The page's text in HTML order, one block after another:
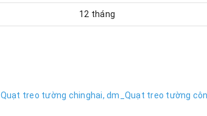
12 tháng
Quạt treo tường chinghai, dm_Quạt treo tường